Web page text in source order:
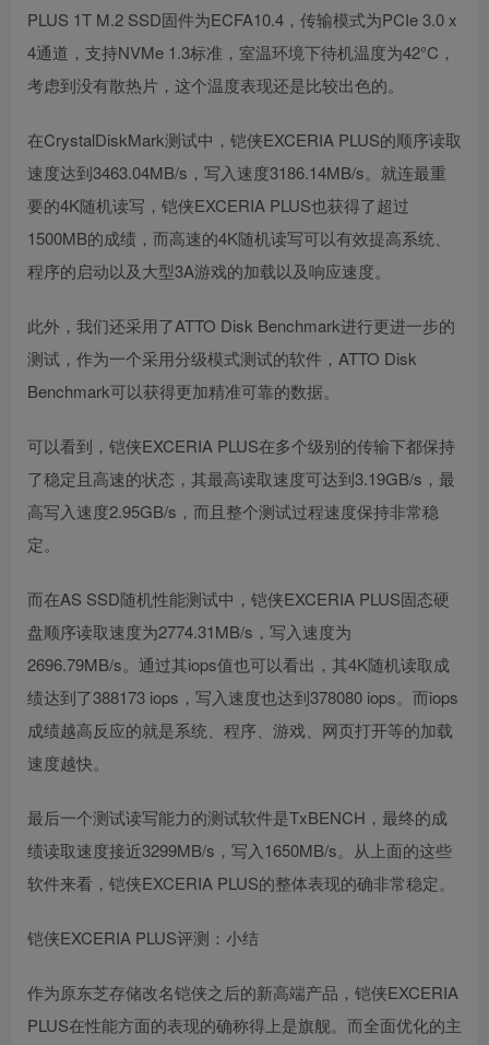
PLUS 1T M.2 SSD固件为ECFA10.4，传输模式为PCIe 3.0 x
4通道，支持NVMe 1.3标准，室温环境下待机温度为42°C，
考虑到没有散热片，这个温度表现还是比较出色的。
在CrystalDiskMark测试中，铠侠EXCERIA PLUS的顺序读取
速度达到3463.04MB/s，写入速度3186.14MB/s。就连最重
要的4K随机读写，铠侠EXCERIA PLUS也获得了超过
1500MB的成绩，而高速的4K随机读写可以有效提高系统、
程序的启动以及大型3A游戏的加载以及响应速度。
此外，我们还采用了ATTO Disk Benchmark进行更进一步的
测试，作为一个采用分级模式测试的软件，ATTO Disk
Benchmark可以获得更加精准可靠的数据。
可以看到，铠侠EXCERIA PLUS在多个级别的传输下都保持
了稳定且高速的状态，其最高读取速度可达到3.19GB/s，最
高写入速度2.95GB/s，而且整个测试过程速度保持非常稳
定。
而在AS SSD随机性能测试中，铠侠EXCERIA PLUS固态硬
盘顺序读取速度为2774.31MB/s，写入速度为
2696.79MB/s。通过其iops值也可以看出，其4K随机读取成
绩达到了388173 iops，写入速度也达到378080 iops。而iops
成绩越高反应的就是系统、程序、游戏、网页打开等的加载
速度越快。
最后一个测试读写能力的测试软件是TxBENCH，最终的成
绩读取速度接近3299MB/s，写入1650MB/s。从上面的这些
软件来看，铠侠EXCERIA PLUS的整体表现的确非常稳定。
铠侠EXCERIA PLUS评测：小结
作为原东芝存储改名铠侠之后的新高端产品，铠侠EXCERIA
PLUS在性能方面的表现的确称得上是旗舰。而全面优化的主